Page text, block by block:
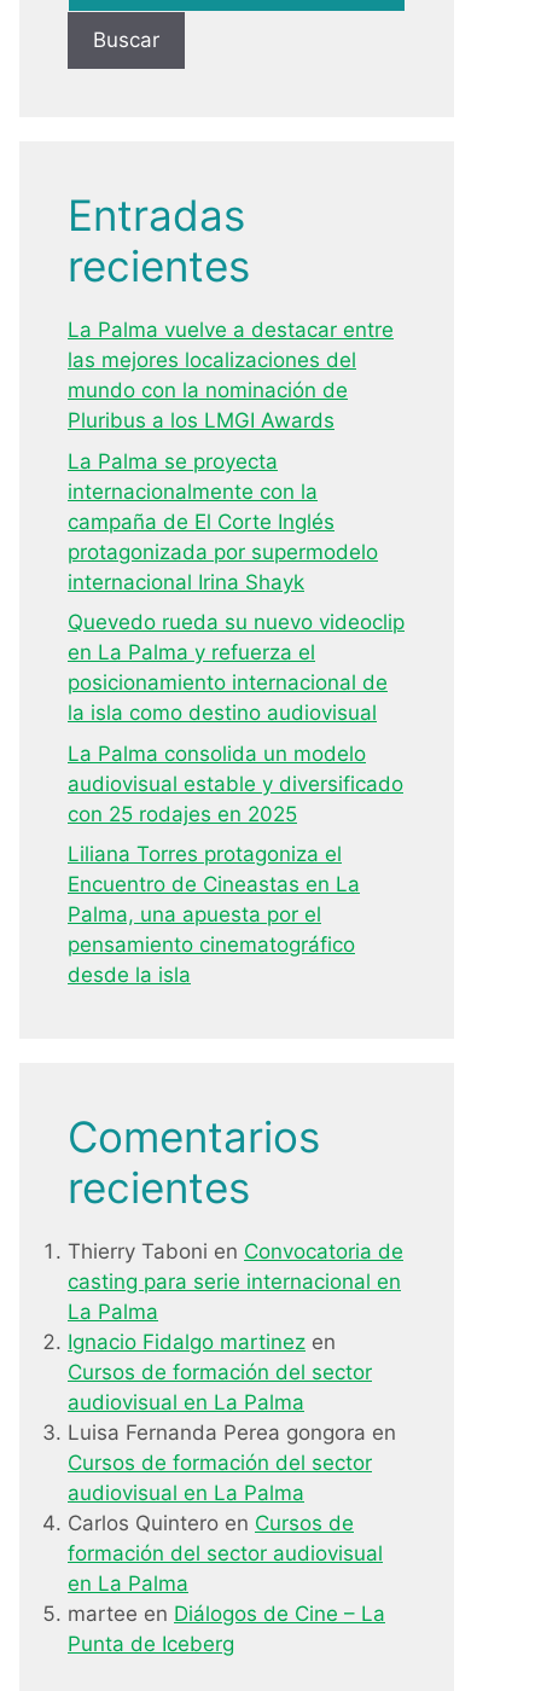
Buscar
Entradas
recientes
La Palma vuelve a destacar entre
las mejores localizaciones del
mundo con la nominación de
Pluribus a los LMGI Awards
La Palma se proyecta
internacionalmente con la
campaña de El Corte Inglés
protagonizada por supermodelo
internacional Irina Shayk
Quevedo rueda su nuevo videoclip
en La Palma y refuerza el
posicionamiento internacional de
la isla como destino audiovisual
La Palma consolida un modelo
audiovisual estable y diversificado
con 25 rodajes en 2025
Liliana Torres protagoniza el
Encuentro de Cineastas en La
Palma, una apuesta por el
pensamiento cinematográfico
desde la isla
Comentarios
recientes
Thierry Taboni en Convocatoria de
casting para serie internacional en
La Palma
Ignacio Fidalgo martinez en
Cursos de formación del sector
audiovisual en La Palma
Luisa Fernanda Perea gongora en
Cursos de formación del sector
audiovisual en La Palma
Carlos Quintero en Cursos de
formación del sector audiovisual
en La Palma
martee en Diálogos de Cine – La
Punta de Iceberg